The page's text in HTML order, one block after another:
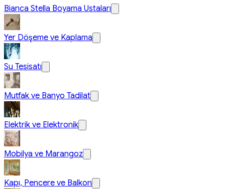
Bianca Stella Boyama Ustaları
Yer Döşeme ve Kaplama
Su Tesisatı
Mutfak ve Banyo Tadilat
Elektrik ve Elektronik
Mobilya ve Marangoz
Kapı, Pencere ve Balkon